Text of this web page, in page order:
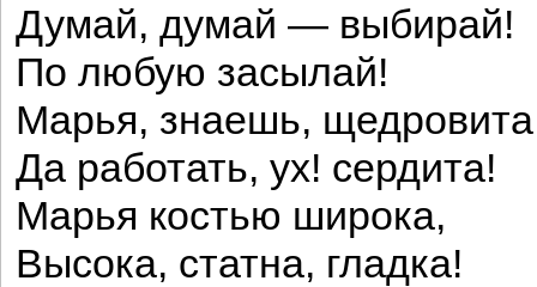
Думай, думай — выбирай!
По любую засылай!
Марья, знаешь,
Да работать, ух! сердита!
Марья костью широка,
Высока, статна, гладка!